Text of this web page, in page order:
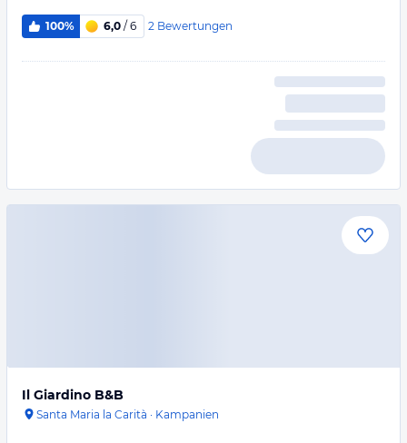
100% 6,0 / 6 2 Bewertungen
Il Giardino B&B
Santa Maria la Carità · Kampanien